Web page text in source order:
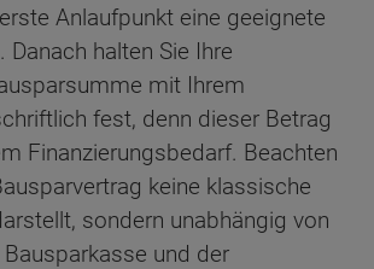
Anlaufpunkt eine geeignete
Danach halten Sie Ihre
mit Ihrem
fest, denn dieser Betrag
Finanzierungsbedarf. Beachten
keine klassische
sondern unabhängig von
und der